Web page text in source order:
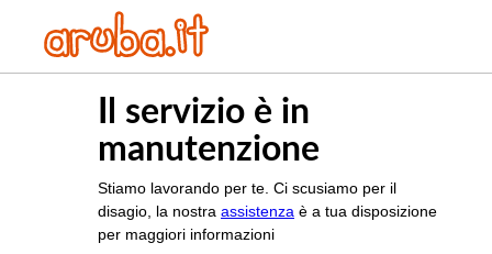
Il servizio è in
manutenzione
Stiamo lavorando per te. Ci scusiamo per il
disagio, la nostra assistenza è a tua disposizione
per maggiori informazioni